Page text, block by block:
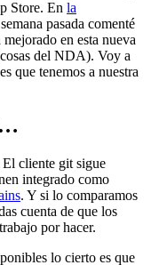
Store. En la
pasada comenté
en esta nueva
del NDA). Voy a
que tenemos a nuestra
El cliente git sigue
integrado como
. Y si lo comparamos
cuenta de que los
por hacer.
lo cierto es que